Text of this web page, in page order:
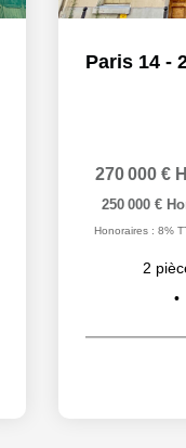
270 000 €
250 000 €
Honoraires : 8%
2